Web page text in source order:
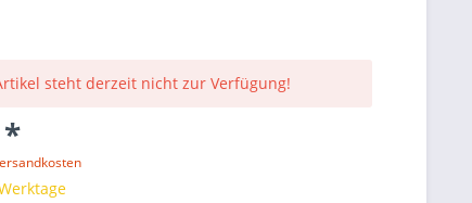
steht derzeit nicht zur Verfügung!
*